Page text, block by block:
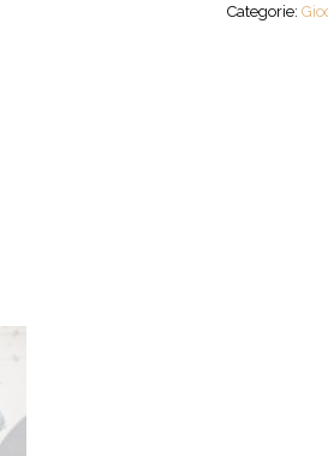
Anelli
Categorie: